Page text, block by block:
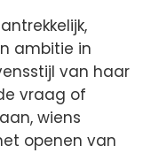
ambitie in
van haar
vraag of
wiens
openen van